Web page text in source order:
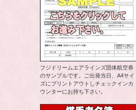
フジドリームエアラインズ団体航空券
のサンプルです。ご出発当日、A4サイ
ズにプリントアウトしチェックインカ
ウンターにお持ち下さい。